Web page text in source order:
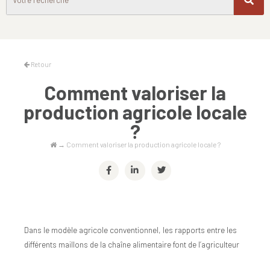
Retour
Comment valoriser la
production agricole locale
?
→ Comment valoriser la production agricole locale ?
Dans le modèle agricole conventionnel, les rapports entre les
différents maillons de la chaîne alimentaire font de l’agriculteur